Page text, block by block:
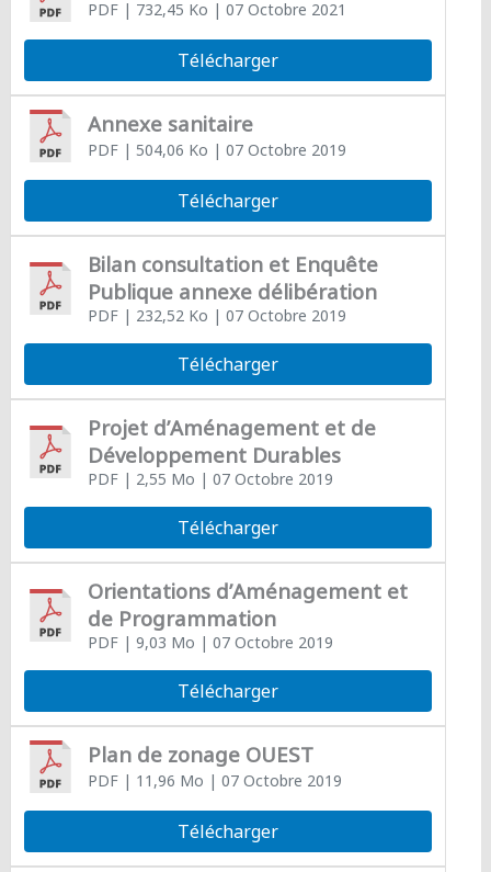
PDF| 732,45 Ko | 07 Octobre 2021
Télécharger
Annexe sanitaire
PDF| 504,06 Ko | 07 Octobre 2019
Télécharger
Bilan consultation et Enquête
Publique annexe délibération
PDF| 232,52 Ko | 07 Octobre 2019
Télécharger
Projet d’Aménagement et de
Développement Durables
PDF| 2,55 Mo | 07 Octobre 2019
Télécharger
Orientations d’Aménagement et
de Programmation
PDF| 9,03 Mo | 07 Octobre 2019
Télécharger
Plan de zonage OUEST
PDF| 11,96 Mo | 07 Octobre 2019
Télécharger